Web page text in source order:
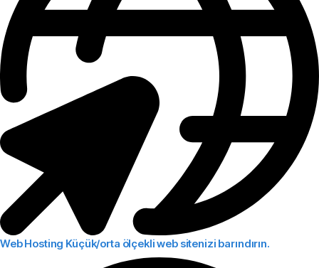
Web Hosting Küçük/orta ölçekli web sitenizi barındırın.